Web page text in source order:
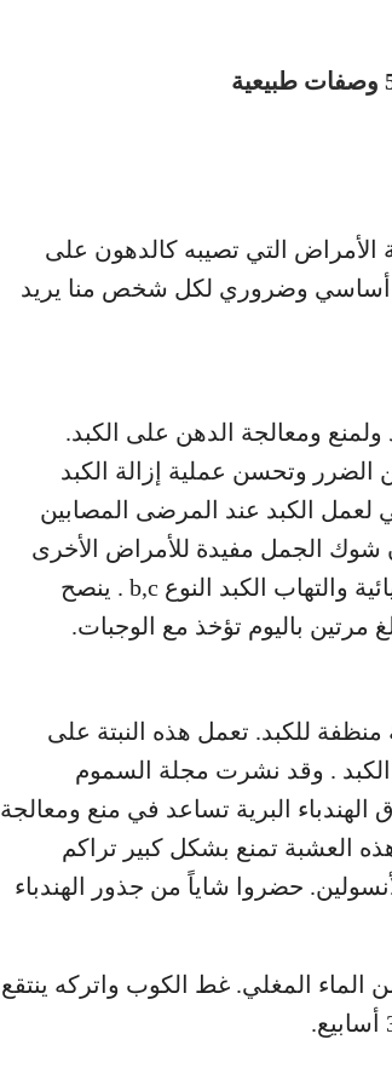
الأمراض التي تصيبه كالدهون على
أساسي وضروري لكل شخص منا يريد
ولمنع ومعالجة الدهن على الكبد.
وتحسن عملية إزالة الكبد
لعمل الكبد عند المرضى المصابين
شوك الجمل مفيدة للأمراض الأخرى
المتعلقة بالكبد كالتشمع الكحولي وسمية المواد الكيميائية والتهاب الكبد النوع b,c . ينصح
للكبد. تعمل هذه النبتة على
. وقد نشرت مجلة السموم
الهندباء البرية تساعد في منع ومعالجة
العشبة تمنع بشكل كبير تراكم
حضروا شاياً من جذور الهندباء
الماء المغلي. غط الكوب واتركه ينتقع